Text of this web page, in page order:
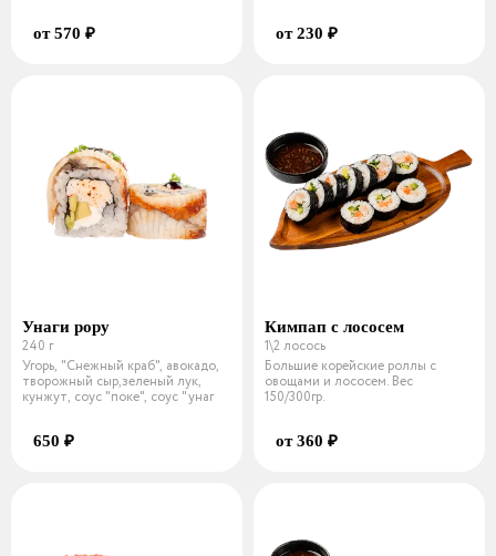
от 570 ₽ от 230 ₽
Унаги рору
240 г
Угорь, "Снежный краб", авокадо,
творожный сыр,зеленый лук,
кунжут, соус "поке", соус "унаг
650 ₽
Кимпап с лососем
1\2 лосось
Большие корейские роллы с
овощами и лососем. Вес
150/300гр.
от 360 ₽